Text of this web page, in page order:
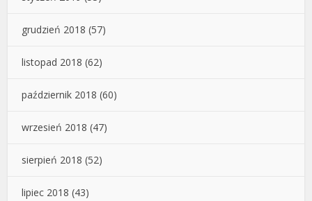
grudzień 2018 (57)
listopad 2018 (62)
październik 2018 (60)
wrzesień 2018 (47)
sierpień 2018 (52)
lipiec 2018 (43)